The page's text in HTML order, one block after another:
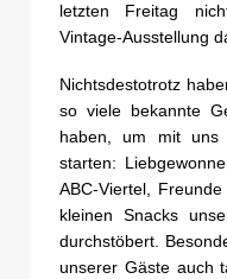
letzten Freitag
Vintage-Ausstellung
Nichtsdestotrotz
so viele bekannte
haben, um mit uns
starten:
ABC-Viertel,
kleinen Snacks
durchstöbert.
unserer Gäste auch